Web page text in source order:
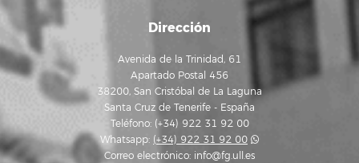
Dirección
Avenida de la Trinidad, 61
Apartado Postal 456
38200, San Cristóbal de La Laguna
Santa Cruz de Tenerife - España
Teléfono: (+34) 922 31 92 00
Whatsapp: (+34) 922 31 92 00
Correo electrónico: info@fg.ull.es